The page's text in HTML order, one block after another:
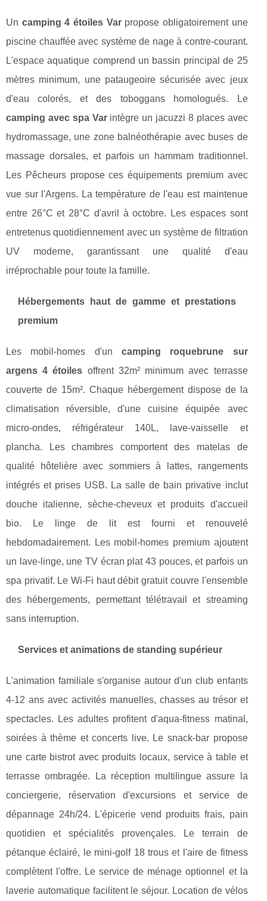
Un camping 4 étoiles Varpropose obligatoirement une
piscine chauffée avec système de nage à contre-courant.
L'espace aquatique comprend un bassin principal de 25
mètres minimum, une pataugeoire sécurisée avec jeux
d'eau colorés, et des toboggans homologués. Le
camping avec spa Varintègre un jacuzzi 8 places avec
hydromassage, une zone balnéothérapie avec buses de
massage dorsales, et parfois un hammam traditionnel.
Les Pêcheurs propose ces équipements premium avec
vue sur l'Argens. La température de l'eau est maintenue
entre 26°C et 28°C d'avril à octobre. Les espaces sont
entretenus quotidiennement avec un système de filtration
UV moderne, garantissant une qualité d'eau
irréprochable pour toute la famille.
Hébergements haut de gamme et prestations
premium
Les mobil-homes d'un camping roquebrune sur
argens 4 étoiles offrent 32m² minimum avec terrasse
couverte de 15m². Chaque hébergement dispose de la
climatisation réversible, d'une cuisine équipée avec
micro-ondes, réfrigérateur 140L, lave-vaisselle et
plancha. Les chambres comportent des matelas de
qualité hôtelière avec sommiers à lattes, rangements
intégrés et prises USB. La salle de bain privative inclut
douche italienne, sèche-cheveux et produits d'accueil
bio. Le linge de lit est fourni et renouvelé
hebdomadairement. Les mobil-homes premium ajoutent
un lave-linge, une TV écran plat 43 pouces, et parfois un
spa privatif. Le Wi-Fi haut débit gratuit couvre l'ensemble
des hébergements, permettant télétravail et streaming
sans interruption.
Services et animations de standing supérieur
L'animation familiale s'organise autour d'un club enfants
4-12 ans avec activités manuelles, chasses au trésor et
spectacles. Les adultes profitent d'aqua-fitness matinal,
soirées à thème et concerts live. Le snack-bar propose
une carte bistrot avec produits locaux, service à table et
terrasse ombragée. La réception multilingue assure la
conciergerie, réservation d'excursions et service de
dépannage 24h/24. L'épicerie vend produits frais, pain
quotidien et spécialités provençales. Le terrain de
pétanque éclairé, le mini-golf 18 trous et l'aire de fitness
complètent l'offre. Le service de ménage optionnel et la
laverie automatique facilitent le séjour. Location de vélos